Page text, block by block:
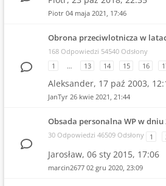
Piotr 04 maja 2021, 17:46
Obrona przeciwlotnicza w
168 Odpowiedzi 54540 Odsłony
1
… 13 14 15 16
Aleksander, 17 paź 2003,
JanTyr 26 kwie 2021, 21:44
Obsada personalna WP w dniu
30 Odpowiedzi 46509 Odsłony 1
Jarosław, 06 sty 2015, 17:06
marcin2677 02 gru 2020, 23:09